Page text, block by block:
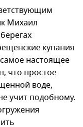
Михаил
купания
настоящее
что простое
воде,
учит подобному.